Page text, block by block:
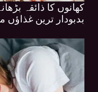
کھانوں کا ذائقہ
بدبودار ترین